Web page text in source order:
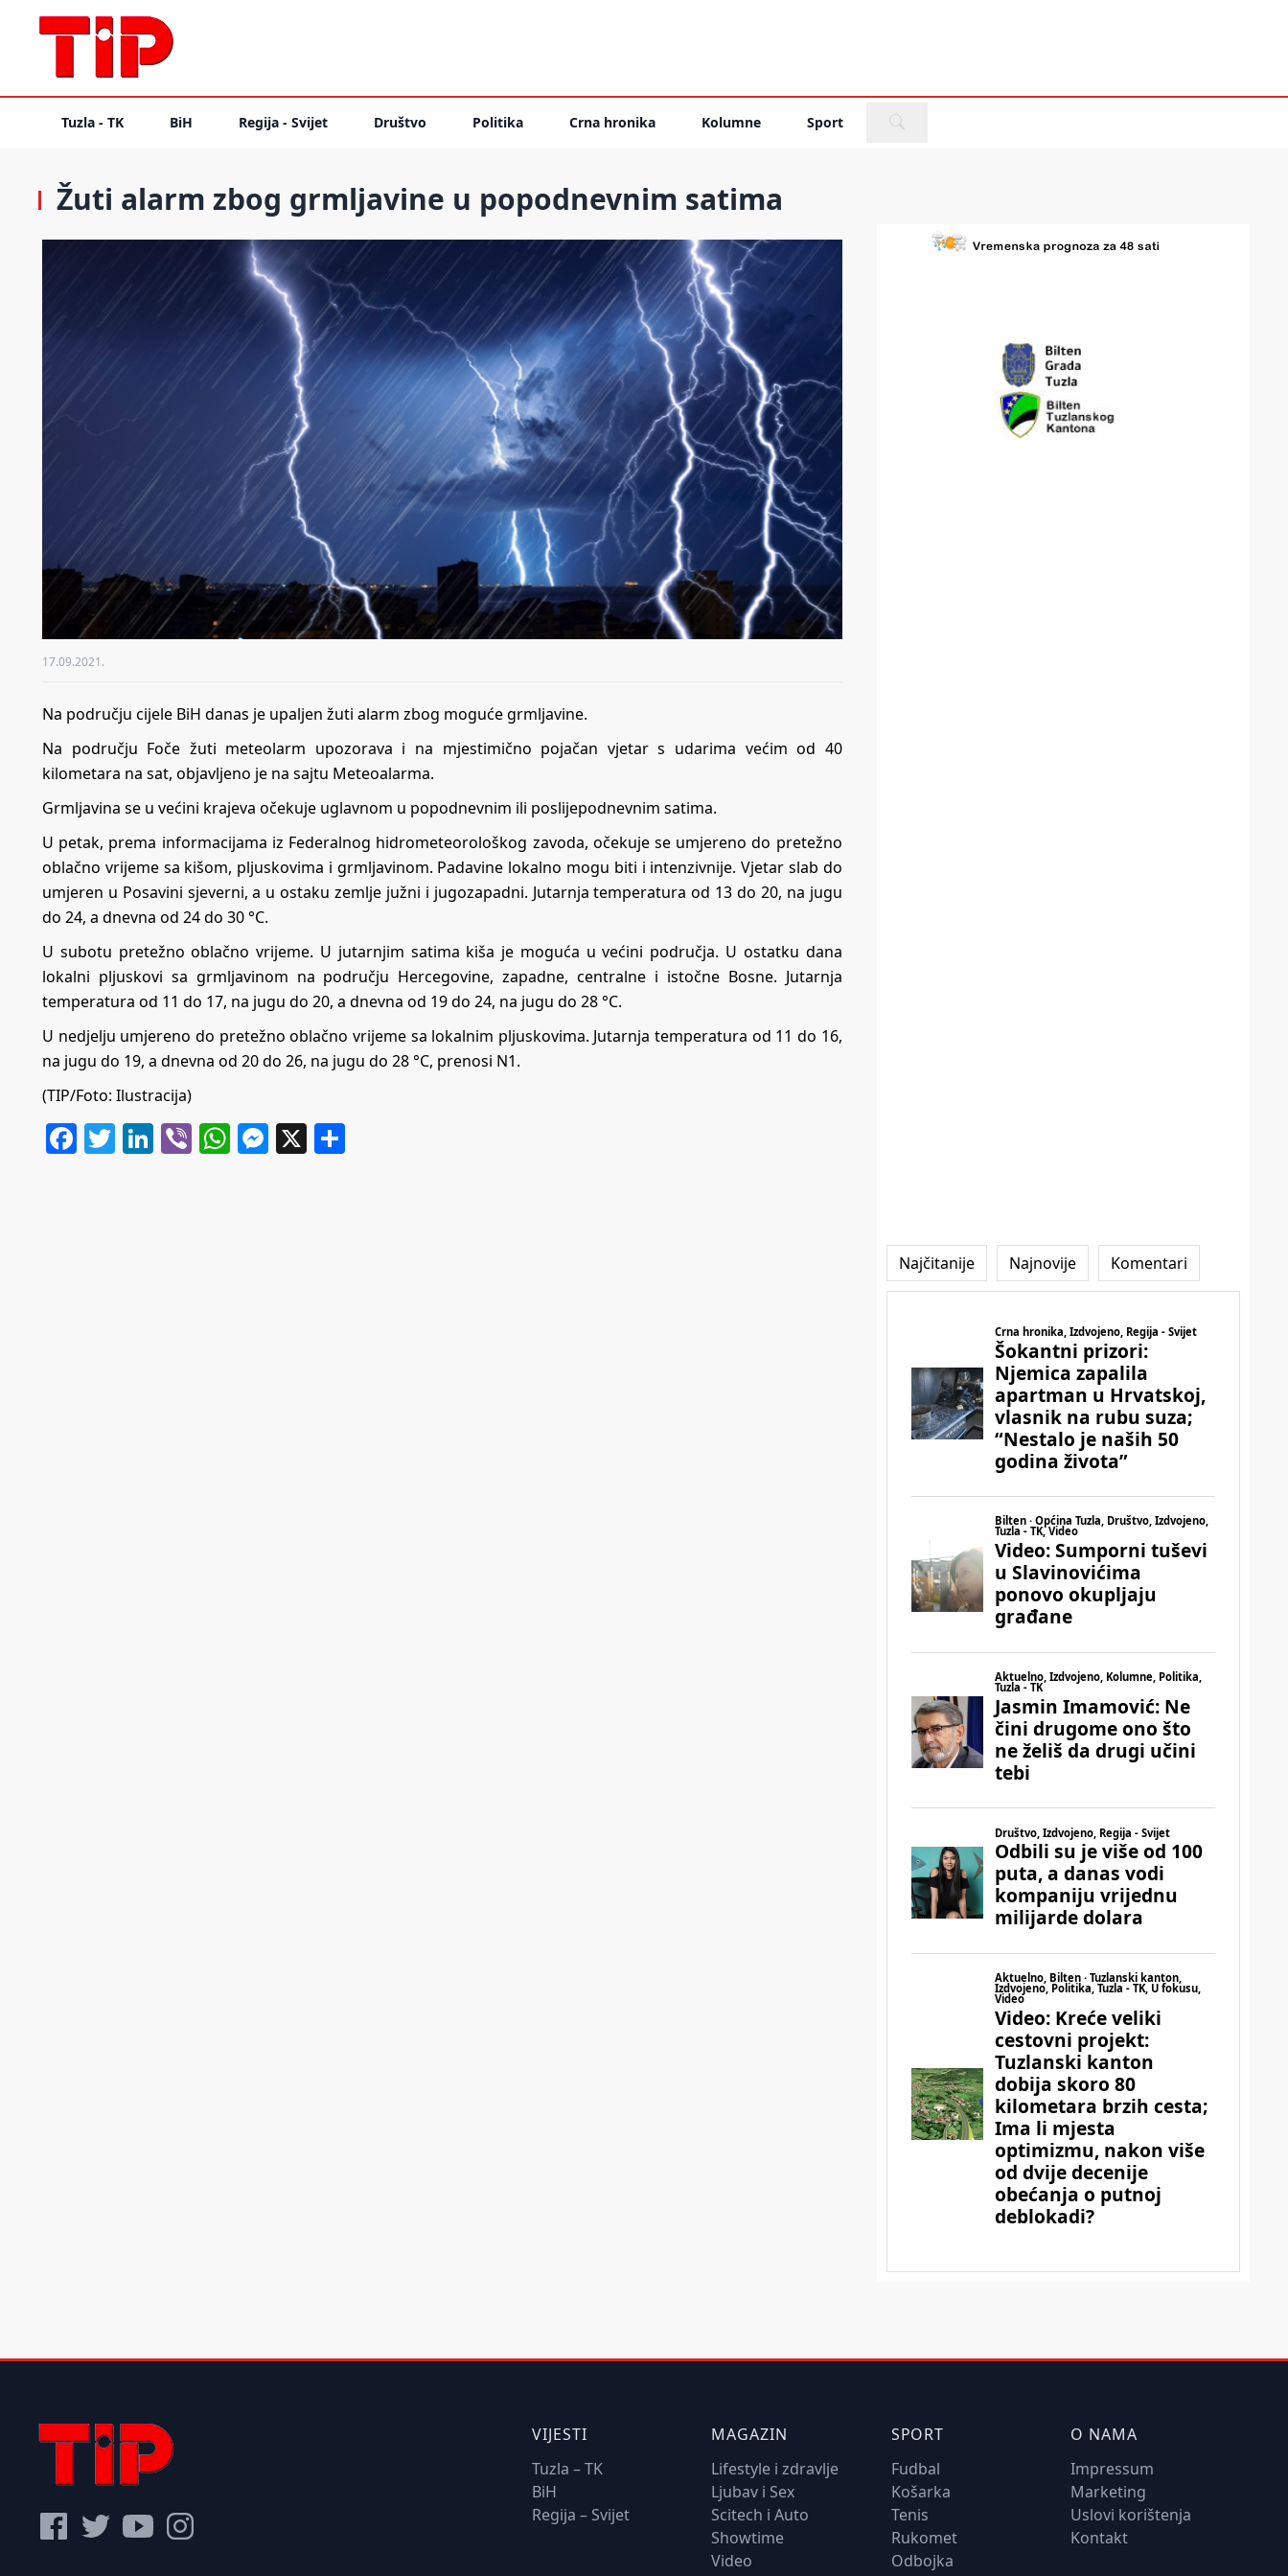
Tuzla - TK BiH Regija - Svijet Društvo Politika Crna hronika Kolumne Sport
Žuti alarm zbog grmljavine u popodnevnim satima
17.09.2021.
Na području cijele BiH danas je upaljen žuti alarm zbog moguće grmljavine.
Na području Foče žuti meteolarm upozorava i na mjestimično pojačan vjetar s udarima većim od 40
kilometara na sat, objavljeno je na sajtu Meteoalarma.
Grmljavina se u većini krajeva očekuje uglavnom u popodnevnim ili poslijepodnevnim satima.
U petak, prema informacijama iz Federalnog hidrometeorološkog zavoda, očekuje se umjereno do pretežno
oblačno vrijeme sa kišom, pljuskovima i grmljavinom. Padavine lokalno mogu biti i intenzivnije. Vjetar slab do
umjeren u Posavini sjeverni, a u ostaku zemlje južni i jugozapadni. Jutarnja temperatura od 13 do 20, na jugu
do 24, a dnevna od 24 do 30 °C.
U subotu pretežno oblačno vrijeme. U jutarnjim satima kiša je moguća u većini područja. U ostatku dana
lokalni pljuskovi sa grmljavinom na području Hercegovine, zapadne, centralne i istočne Bosne. Jutarnja
temperatura od 11 do 17, na jugu do 20, a dnevna od 19 do 24, na jugu do 28 °C.
U nedjelju umjereno do pretežno oblačno vrijeme sa lokalnim pljuskovima. Jutarnja temperatura od 11 do 16,
na jugu do 19, a dnevna od 20 do 26, na jugu do 28 °C, prenosi N1.
(TIP/Foto: Ilustracija)
Facebook
Twitter
LinkedIn
ViberWhatsApp
Messenger
X
Najčitanije Najnovije Komentari
VIJESTI
Tuzla – TK
BiH
Regija – Svijet
MAGAZIN
Lifestyle i zdravlje
Ljubav i Sex
Scitech i Auto
Showtime
Video
SPORT
Fudbal
Košarka
Tenis
Rukomet
Odbojka
O NAMA
Impressum
Marketing
Uslovi korištenja
Kontakt